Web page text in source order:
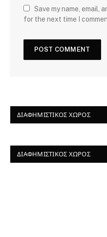
Save my name, email,
for the next time I
ΔΙΑΦΗΜΙΣΤΙΚΌΣ ΧΏΡΟΣ
ΔΙΑΦΗΜΙΣΤΙΚΌΣ ΧΏΡΟΣ